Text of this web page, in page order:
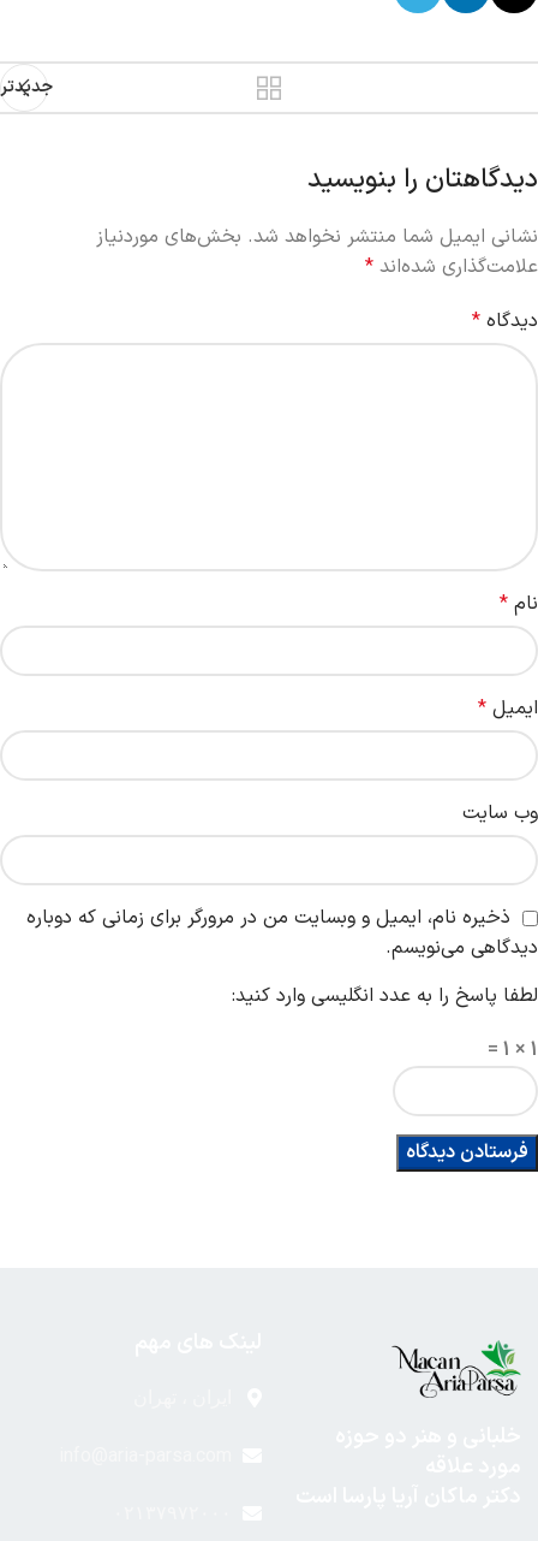
جدیدتر
دیدگاهتان را بنویسید
نشانی ایمیل شما منتشر نخواهد شد. بخش‌های موردنیاز
علامت‌گذاری شده‌اند *
دیدگاه *
نام *
ایمیل *
وب‌ سایت
ذخیره نام، ایمیل و وبسایت من در مرورگر برای زمانی که دوباره
دیدگاهی می‌نویسم.
لطفا پاسخ را به عدد انگلیسی وارد کنید:
1 × 1 =